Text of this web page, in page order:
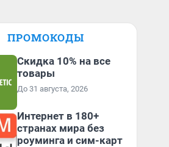
ПРОМОКОДЫ
Скидка 10% на все
товары
До 31 августа, 2026
Интернет в 180+
странах мира без
роуминга и сим-карт